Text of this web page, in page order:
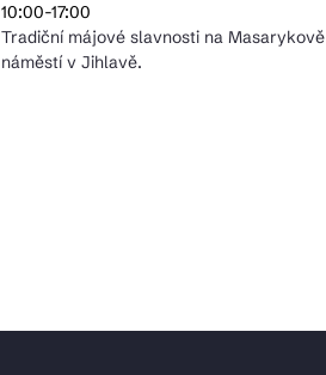
10:00-17:00
Tradiční májové slavnosti na Masarykově
náměstí v Jihlavě.